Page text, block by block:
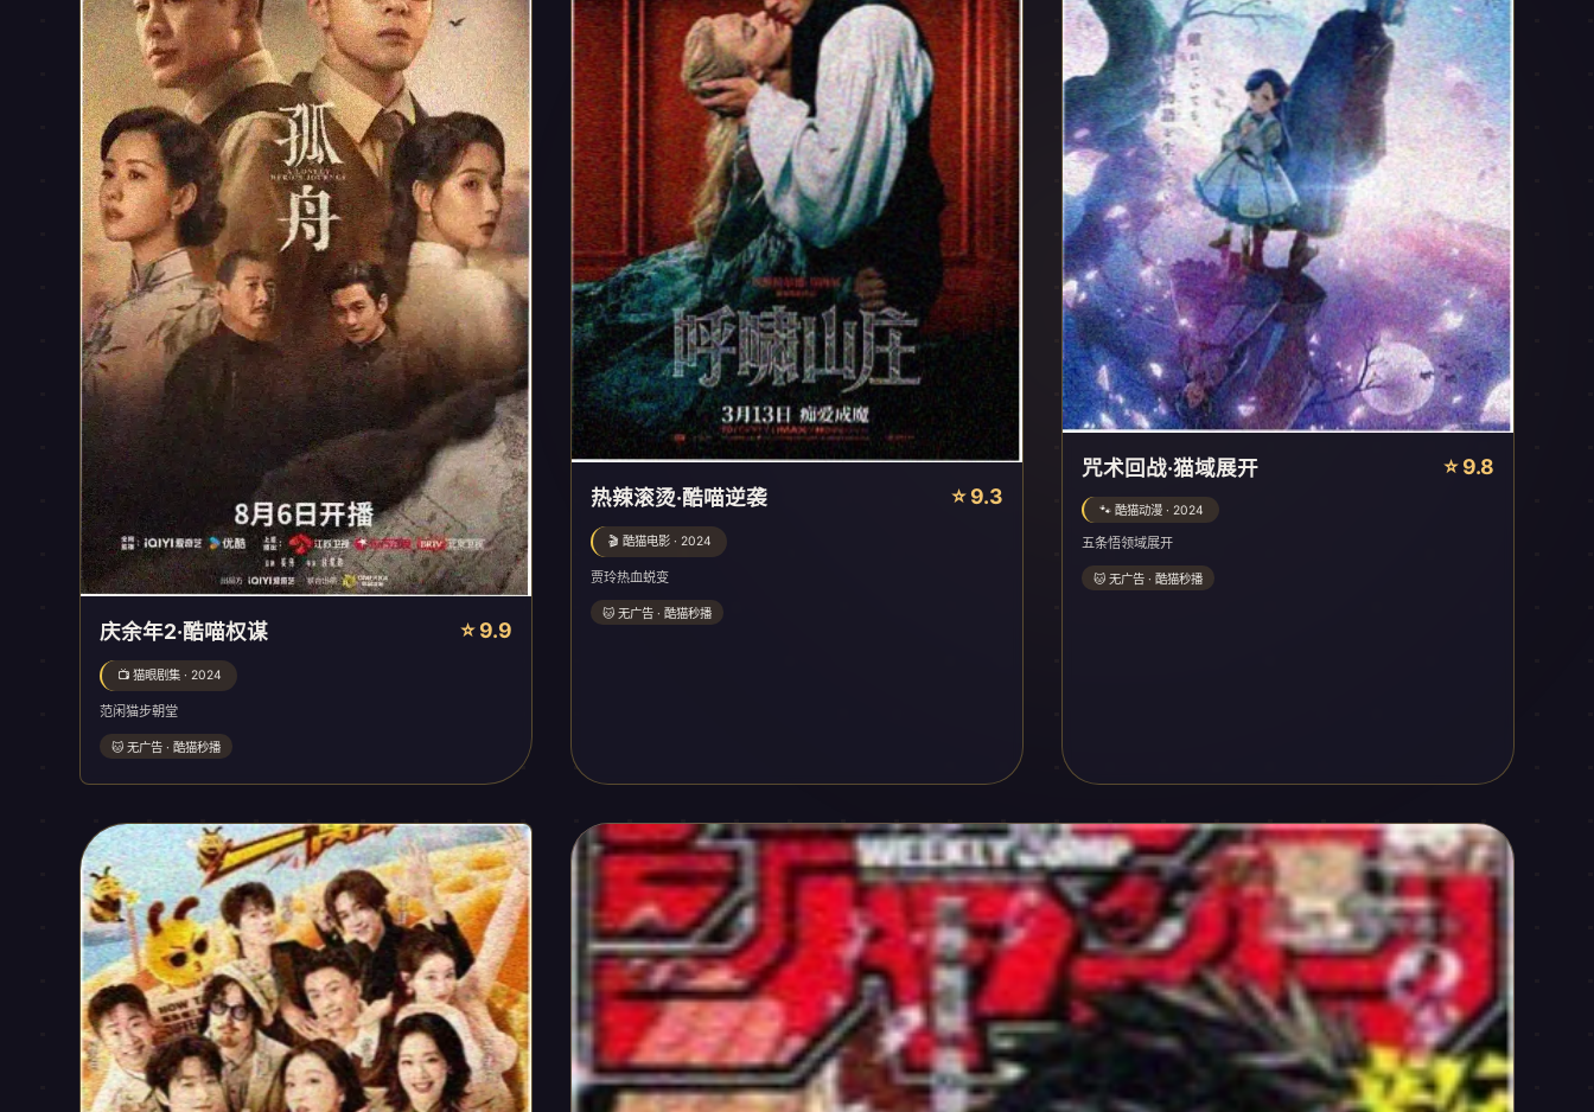
庆余年2·酷喵权谋 ⭐ 9.9
📺 猫眼剧集 · 2024
范闲猫步朝堂
🐱 无广告 · 酷猫秒播
热辣滚烫·酷喵逆袭 ⭐ 9.3
🎬 酷猫电影 · 2024
贾玲热血蜕变
🐱 无广告 · 酷猫秒播
咒术回战·猫域展开 ⭐ 9.8
🐾 酷猫动漫 · 2024
五条悟领域展开
🐱 无广告 · 酷猫秒播